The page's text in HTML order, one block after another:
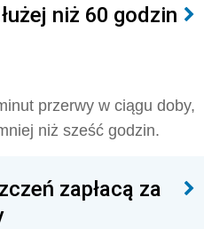
niż 60 godzin
przerwy w ciągu doby,
niż sześć godzin.
zapłacą za